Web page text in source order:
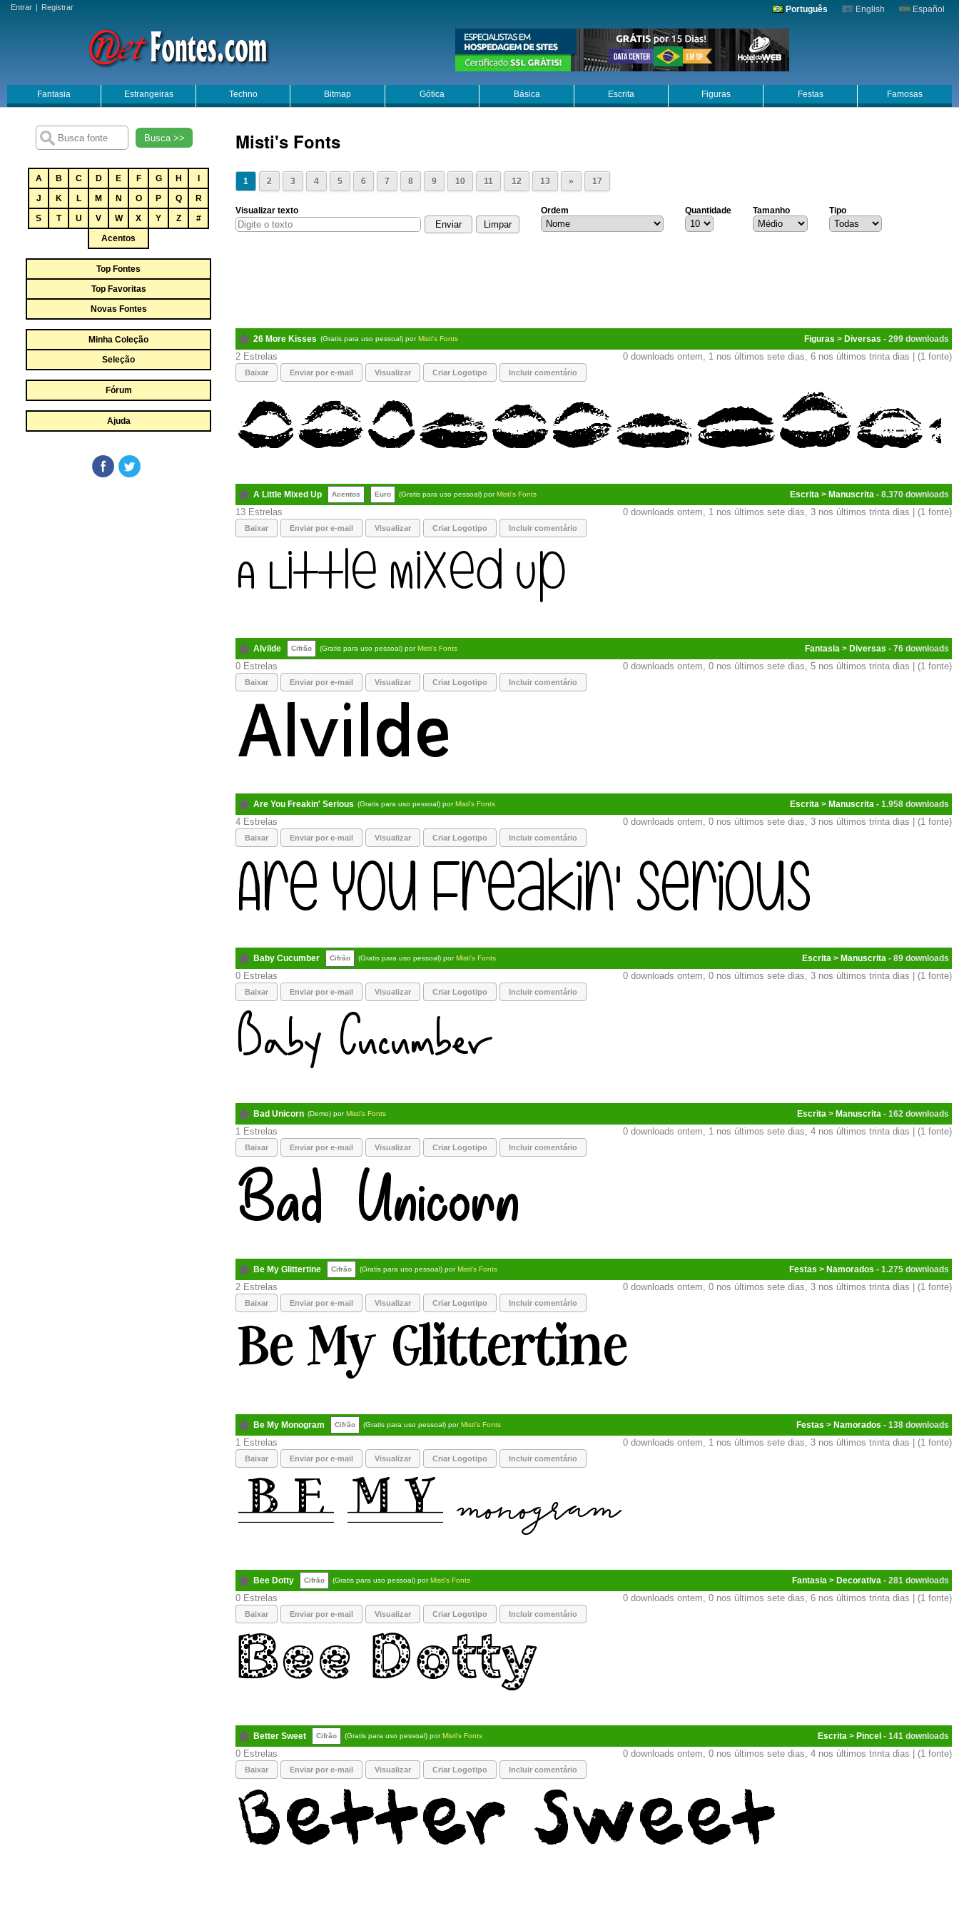
Entrar | Registrar Português English Español
Fantasia Estrangeiras Techno Bitmap Gótica Básica Escrita Figuras Festas Famosas
Busca >>
A B C D E F G H
J
K L M N O P Q
R
S
T U V W X Y Z
#
Acentos
Top Fontes
Top Favoritas
Novas Fontes
Minha Coleção
Seleção
Fórum
Ajuda
Misti's Fonts
1 2 3 4 5 6 7 8 9 10 11 12 13 » 17
Visualizar texto Ordem Quantidade Tamanho Tipo
26 More Kisses (Gratis para uso pessoal) porMisti's Fonts Figuras > Diversas - 299
2 0 downloads ontem, 1 nos últimos sete dias, 6 nos últimos trinta dias | (1 fonte)
Baixar Enviar por e-mail Visualizar Criar Logotipo Incluir comentário
A Little Mixed Up Acentos Euro (Gratis para uso pessoal) porMisti's Fonts Escrita > Manuscrita - 8.370
13 0 downloads ontem, 1 nos últimos sete dias, 3 nos últimos trinta dias | (1 fonte)
Baixar Enviar por e-mail Visualizar Criar Logotipo Incluir comentário
Alvilde Cifrão (Gratis para uso pessoal) porMisti's Fonts Fantasia > Diversas - 76
0 0 downloads ontem, 0 nos últimos sete dias, 5 nos últimos trinta dias | (1 fonte)
Baixar Enviar por e-mail Visualizar Criar Logotipo Incluir comentário
Are You Freakin' Serious (Gratis para uso pessoal) porMisti's Fonts Escrita > Manuscrita - 1.958
4 0 downloads ontem, 0 nos últimos sete dias, 3 nos últimos trinta dias | (1 fonte)
Baixar Enviar por e-mail Visualizar Criar Logotipo Incluir comentário
Baby Cucumber Cifrão (Gratis para uso pessoal) porMisti's Fonts Escrita > Manuscrita - 89
0 0 downloads ontem, 0 nos últimos sete dias, 3 nos últimos trinta dias | (1 fonte)
Baixar Enviar por e-mail Visualizar Criar Logotipo Incluir comentário
Bad Unicorn (Demo) porMisti's Fonts Escrita > Manuscrita - 162
1 0 downloads ontem, 1 nos últimos sete dias, 4 nos últimos trinta dias | (1 fonte)
Baixar Enviar por e-mail Visualizar Criar Logotipo Incluir comentário
Be My Glittertine Cifrão (Gratis para uso pessoal) porMisti's Fonts Festas > Namorados - 1.275
2 0 downloads ontem, 0 nos últimos sete dias, 3 nos últimos trinta dias | (1 fonte)
Baixar Enviar por e-mail Visualizar Criar Logotipo Incluir comentário
Be My Monogram Cifrão (Gratis para uso pessoal) porMisti's Fonts Festas > Namorados - 138
1 0 downloads ontem, 1 nos últimos sete dias, 3 nos últimos trinta dias | (1 fonte)
Baixar Enviar por e-mail Visualizar Criar Logotipo Incluir comentário
Bee Dotty Cifrão (Gratis para uso pessoal) porMisti's Fonts Fantasia > Decorativa - 281
0 0 downloads ontem, 0 nos últimos sete dias, 6 nos últimos trinta dias | (1 fonte)
Baixar Enviar por e-mail Visualizar Criar Logotipo Incluir comentário
Better Sweet Cifrão (Gratis para uso pessoal) porMisti's Fonts Escrita > Pincel - 141
0 0 downloads ontem, 0 nos últimos sete dias, 4 nos últimos trinta dias | (1 fonte)
Baixar Enviar por e-mail Visualizar Criar Logotipo Incluir comentário